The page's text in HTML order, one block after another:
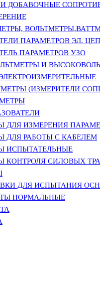
ДОБАВОЧНЫЕ
ПАРАМЕТРОВ ЭЛ.
ПАРАМЕТРОВ УЗО
И
(ИЗМЕРИТЕЛИ
ДЛЯ ИЗМЕРЕНИЯ
ДЛЯ РАБОТЫ С КАБЕЛЕМ
ИСПЫТАТЕЛЬНЫЕ
КОНТРОЛЯ СИЛОВЫХ
ДЛЯ ИСПЫТАНИЯ
НОРМАЛЬНЫЕ